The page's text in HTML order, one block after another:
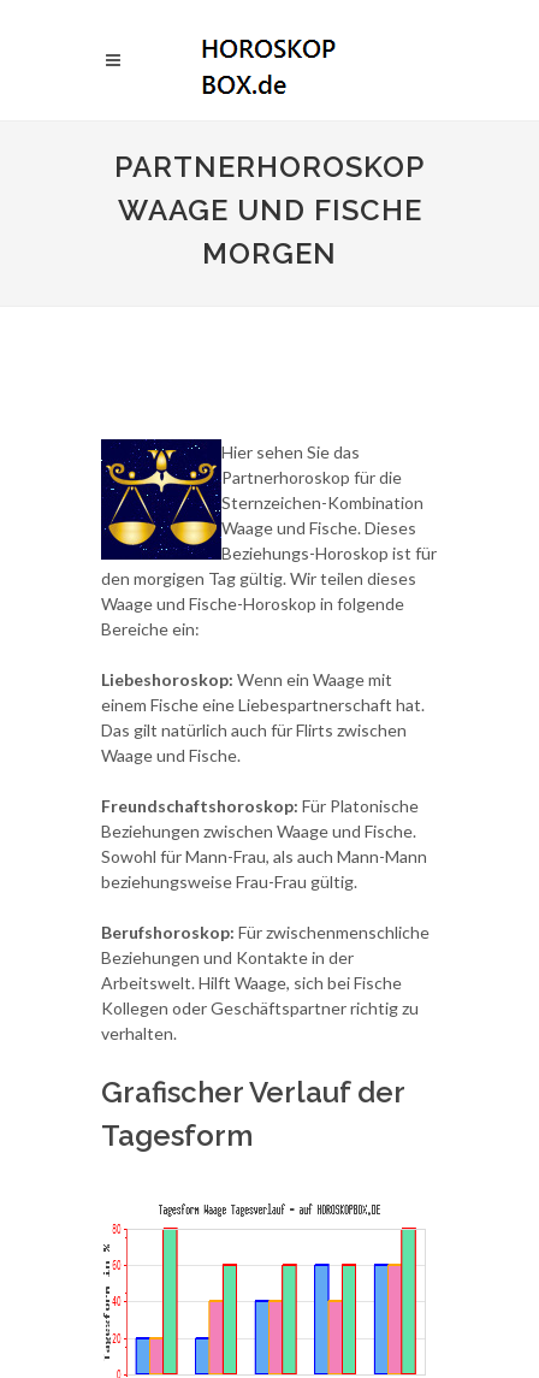
PARTNERHOROSKOP
WAAGE UND FISCHE
MORGEN
Hier sehen Sie das
Partnerhoroskop für die
Sternzeichen-Kombination
Waage und Fische. Dieses
Beziehungs-Horoskop ist für
den morgigen Tag gültig. Wir teilen dieses
Waage und Fische-Horoskop in folgende
Bereiche ein:
Liebeshoroskop: Wenn ein Waage mit
einem Fische eine Liebespartnerschaft hat.
Das gilt natürlich auch für Flirts zwischen
Waage und Fische.
Freundschaftshoroskop: Für Platonische
Beziehungen zwischen Waage und Fische.
Sowohl für Mann-Frau, als auch Mann-Mann
beziehungsweise Frau-Frau gültig.
Berufshoroskop: Für zwischenmenschliche
Beziehungen und Kontakte in der
Arbeitswelt. Hilft Waage, sich bei Fische
Kollegen oder Geschäftspartner richtig zu
verhalten.
Grafischer Verlauf der
Tagesform